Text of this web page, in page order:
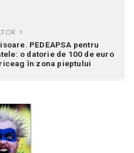
PEDEAPSA pentru
o datorie de 100 de euro
în zona pieptului